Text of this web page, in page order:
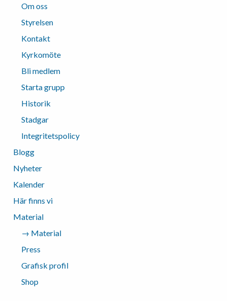
Om oss
Styrelsen
Kontakt
Kyrkomöte
Bli medlem
Starta grupp
Historik
Stadgar
Integritetspolicy
Blogg
Nyheter
Kalender
Här finns vi
Material
→ Material
Press
Grafisk profil
Shop